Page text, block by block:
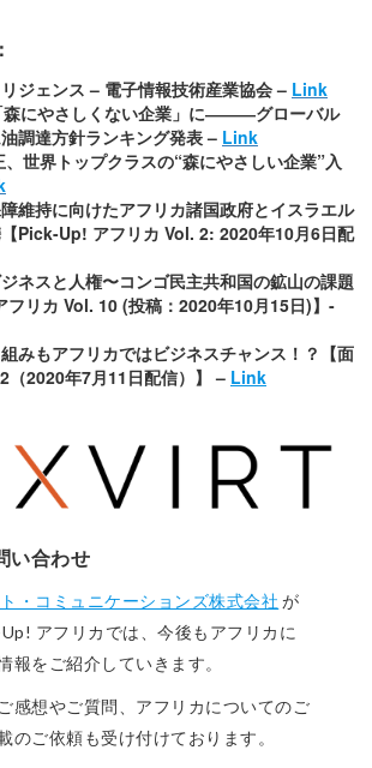
ジェンス – 電子情報技術産業協会 – Link
森にやさしくない企業」に―――グローバル
調達方針ランキング発表 – Link
世界トップクラスの“森にやさしい企業”入
維持に向けたアフリカ諸国政府とイスラエル
Pick-Up! アフリカ Vol. 2: 2020年10月6日配
ネスと人権〜コンゴ民主共和国の鉱山の課題
フリカ Vol. 10 (投稿：2020年10月15日)】-
みもアフリカではビジネスチャンス！？【面
（2020年7月11日配信）】 – Link
い合わせ
・コミュニケーションズ株式会社 が
アフリカでは、今後もアフリカに
報をご紹介していきます。
感想やご質問、アフリカについてのご
のご依頼も受け付けております。